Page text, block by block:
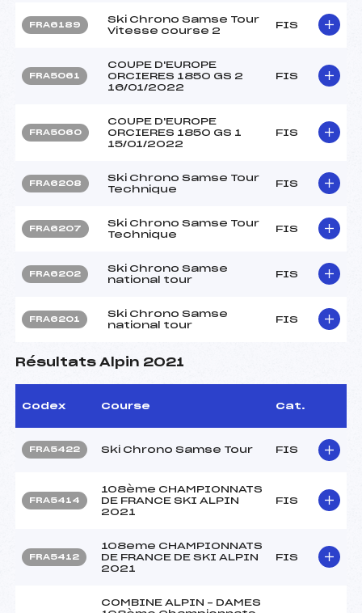
FRA6189
Ski Chrono Samse Tour
Vitesse course 2
FIS
FRA5061
COUPE D'EUROPE
ORCIERES 1850 GS 2
16/01/2022
FIS
FRA5060
COUPE D'EUROPE
ORCIERES 1850 GS 1
15/01/2022
FIS
FRA6208
Ski Chrono Samse Tour
Technique
FIS
FRA6207
Ski Chrono Samse Tour
Technique
FIS
FRA6202
Ski Chrono Samse
national tour
FIS
FRA6201
Ski Chrono Samse
national tour
FIS
Résultats Alpin 2021
Codex Course Cat.
FRA5422 Ski Chrono Samse Tour FIS
FRA5414
108ème CHAMPIONNATS
DE FRANCE SKI ALPIN
2021
FIS
FRA5412
108eme CHAMPIONNATS
DE FRANCE DE SKI ALPIN
2021
FIS
COMBINE ALPIN – DAMES